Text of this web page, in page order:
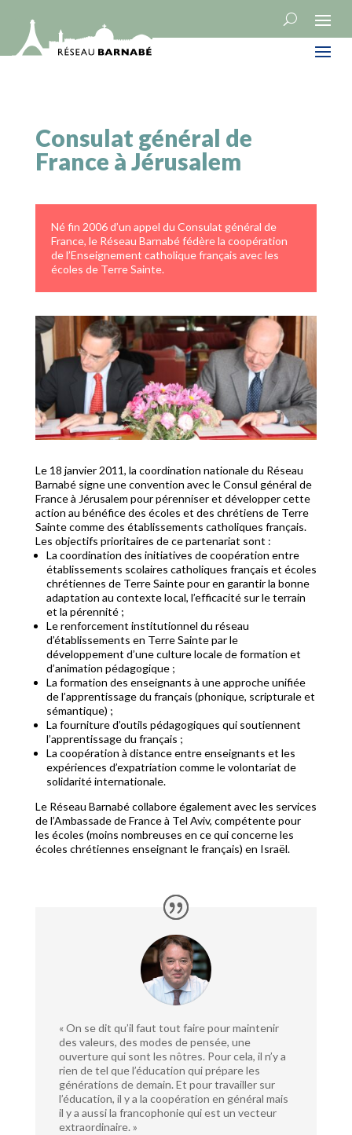
Consulat général de
France à Jérusalem
Né fin 2006d’un appel du Consulat général de
France, le Réseau Barnabé fédère la coopération
de l’Enseignement catholique français avec les
écoles de Terre Sainte.
Le 18 janvier 2011, la coordination nationale du Réseau
Barnabé signe une convention avec le Consul général de
France à Jérusalem pour pérenniser et développer cette
action au bénéfice des écoles et des chrétiens de Terre
Sainte comme des établissements catholiques français.
Les objectifs prioritaires de ce partenariat sont :
La coordination des initiatives de coopération entre
établissements scolaires catholiques français et écoles
chrétiennes de Terre Sainte pour en garantir la bonne
adaptation au contexte local, l’efficacité sur le terrain
et la pérennité ;
Le renforcement institutionnel du réseau
d’établissements en Terre Sainte par le
développement d’une culture locale de formation et
d’animation pédagogique ;
La formation des enseignants à une approche unifiée
de l’apprentissage du français (phonique, scripturale et
sémantique) ;
La fourniture d’outils pédagogiques qui soutiennent
l’apprentissage du français ;
La coopération à distance entre enseignants et les
expériences d’expatriation comme le volontariat de
solidarité internationale.
Le Réseau Barnabé collabore également avec les services
de l’Ambassade de France à Tel Aviv, compétente pour
les écoles (moins nombreuses en ce qui concerne les
écoles chrétiennes enseignant le français) en Israël.
« On se dit qu’il faut tout faire pour maintenir
des valeurs, des modes de pensée, une
ouverture qui sont les nôtres. Pour cela, il n’y a
rien de tel que l’éducation qui prépare les
générations de demain. Et pour travailler sur
l’éducation, il y a la coopération en général mais
il y a aussi la francophonie qui est un vecteur
extraordinaire. »